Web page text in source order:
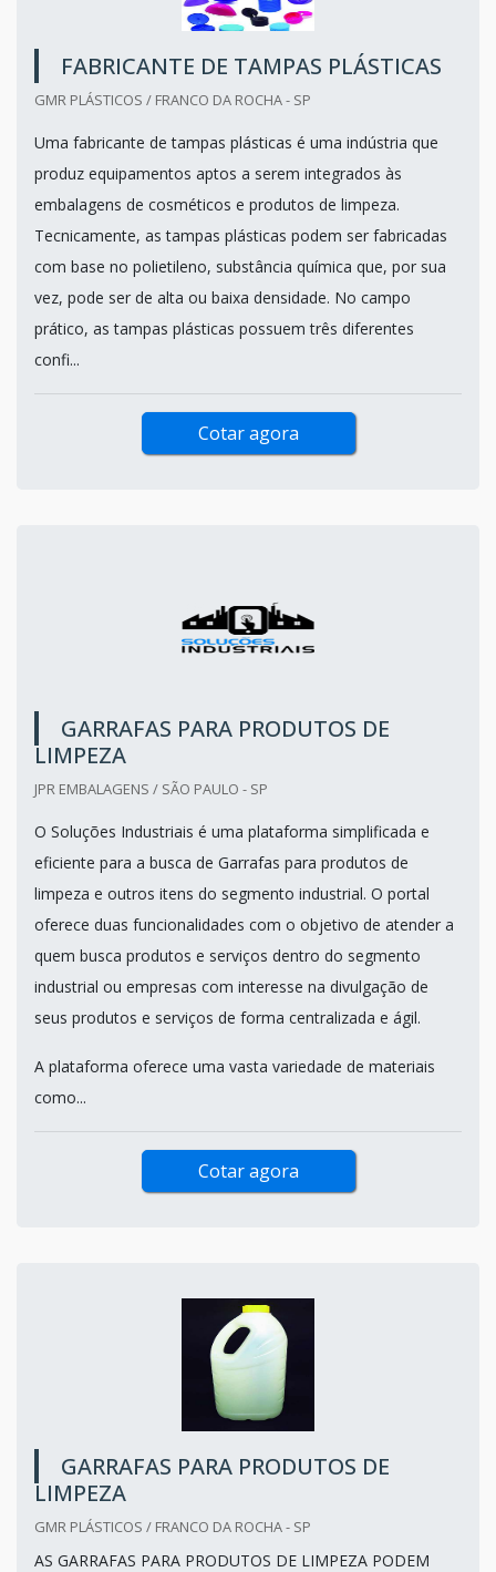
FABRICANTE DE TAMPAS PLÁSTICAS
GMR PLÁSTICOS / FRANCO DA ROCHA - SP
Uma fabricante de tampas plásticas é uma indústria que
produz equipamentos aptos a serem integrados às
embalagens de cosméticos e produtos de limpeza.
Tecnicamente, as tampas plásticas podem ser fabricadas
com base no polietileno, substância química que, por sua
vez, pode ser de alta ou baixa densidade. No campo
prático, as tampas plásticas possuem três diferentes
confi...
Cotar agora
GARRAFAS PARA PRODUTOS DE
LIMPEZA
JPR EMBALAGENS / SÃO PAULO - SP
O Soluções Industriais é uma plataforma simplificada e
eficiente para a busca de Garrafas para produtos de
limpeza e outros itens do segmento industrial. O portal
oferece duas funcionalidades com o objetivo de atender a
quem busca produtos e serviços dentro do segmento
industrial ou empresas com interesse na divulgação de
seus produtos e serviços de forma centralizada e ágil.
A plataforma oferece uma vasta variedade de materiais
como...
Cotar agora
GARRAFAS PARA PRODUTOS DE
LIMPEZA
GMR PLÁSTICOS / FRANCO DA ROCHA - SP
AS GARRAFAS PARA PRODUTOS DE LIMPEZA PODEM